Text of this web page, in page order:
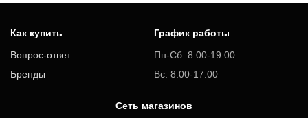
Как купить
Вопрос-ответ
Бренды
График работы
Пн-Сб: 8.00-19.00
Вс: 8:00-17:00
Cеть магазинов